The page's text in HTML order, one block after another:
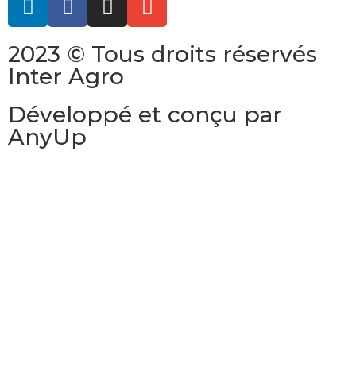
2023 © Tous droits réservés
Inter Agro
Développé et conçu par
AnyUp